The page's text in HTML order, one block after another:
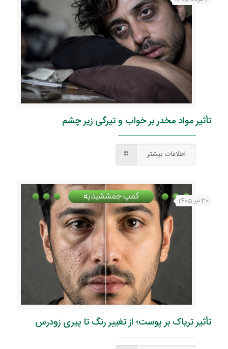
تأثیر مواد مخدر بر خواب و تیرگی زیر چشم
اطلاعات بیشتر
30 تیر 1405
تأثیر تریاک بر پوست؛ از تغییر رنگ تا پیری زودرس